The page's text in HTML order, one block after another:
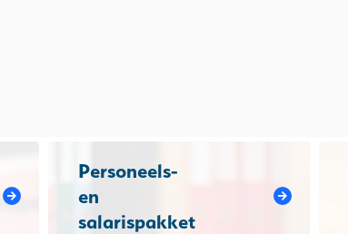
Personeels-
en
salarispakket